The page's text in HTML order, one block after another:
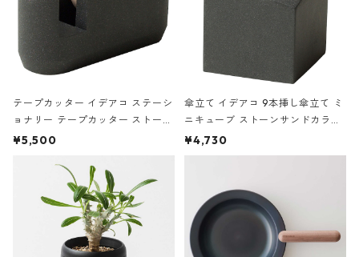
テープカッター イデアコ ステーシ
ョナリー テープカッター ストーン
サンドカラー 石調 ideaco Station
¥5,500
傘立て イデアコ 9本挿し傘立て ミ
ニキューブ ストーンサンドカラー
石調 ideaco Umbrella Stand CUB
E ストーンサンドブラック
¥4,730